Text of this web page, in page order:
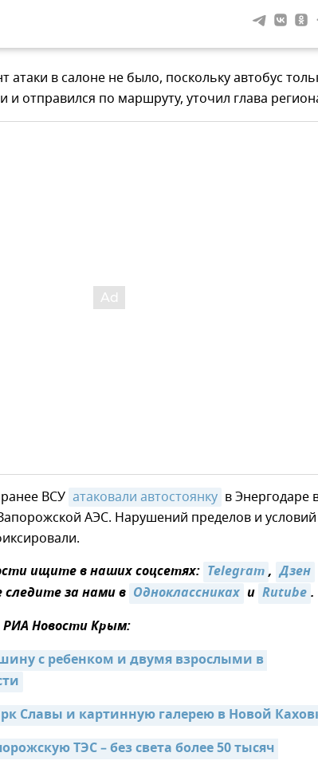
атаки в салоне не было, поскольку автобус
и отправился по маршруту, уточил глава
ВСУ атаковали автостоянку в Энергодаре
АЭС. Нарушений пределов и условий
ищите в наших соцсетях: Telegram, Дзен
следите за нами в Одноклассниках и Rutube.
Новости Крым:
с ребенком и двумя взрослыми в
Славы и картинную галерею в Новой
ТЭС – без света более 50 тысяч